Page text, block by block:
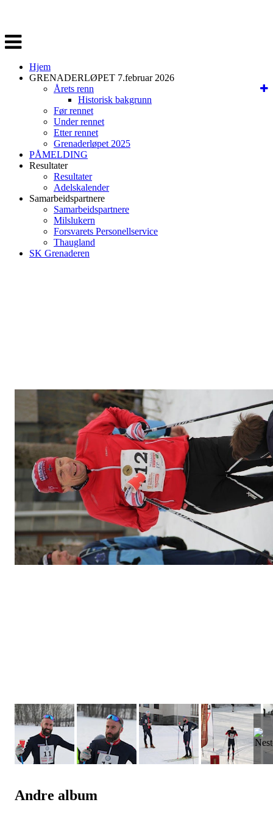
Veksle
navigasjon
Hjem
GRENADERLØPET 7.februar 2026
Årets renn
Historisk bakgrunn
Før rennet
Under rennet
Etter rennet
Grenaderløpet 2025
PÅMELDING
Resultater
Resultater
Adelskalender
Samarbeidspartnere
Samarbeidspartnere
Milslukern
Forsvarets Personellservice
Thaugland
SK Grenaderen
Andre album